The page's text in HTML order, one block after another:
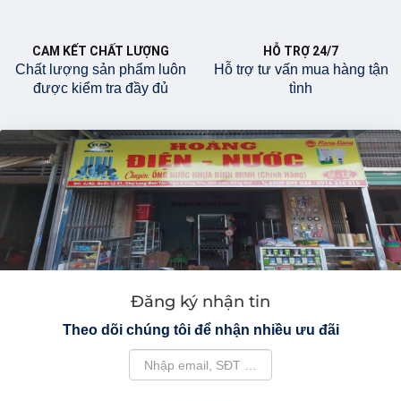
CAM KẾT CHẤT LƯỢNG
Chất lượng sản phẩm luôn
được kiểm tra đầy đủ
HỖ TRỢ 24/7
Hỗ trợ tư vấn mua hàng tận
tình
Đăng ký nhận tin
Theo dõi chúng tôi để nhận nhiều ưu đãi